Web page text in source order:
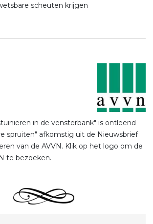
scheuten krijgen
in de vensterbank" is ontleend
spruiten" afkomstig uit de Nieuwsbrief
van de AVVN. Klik op het logo om de
te bezoeken.